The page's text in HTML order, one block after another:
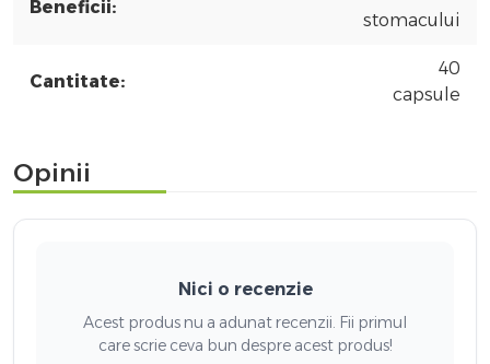
Beneficii:
stomacului
Cantitate:
40
capsule
Opinii
Nici o recenzie
Acest produs nu a adunat recenzii. Fii primul
care scrie ceva bun despre acest produs!